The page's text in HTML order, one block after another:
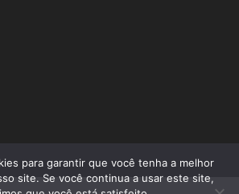
para garantir que você tenha a melhor
site. Se você continua a usar este site,